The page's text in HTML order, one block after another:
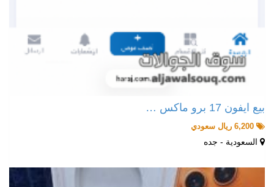
بيع ايفون 17 برو ماكس …
السعودية - جده